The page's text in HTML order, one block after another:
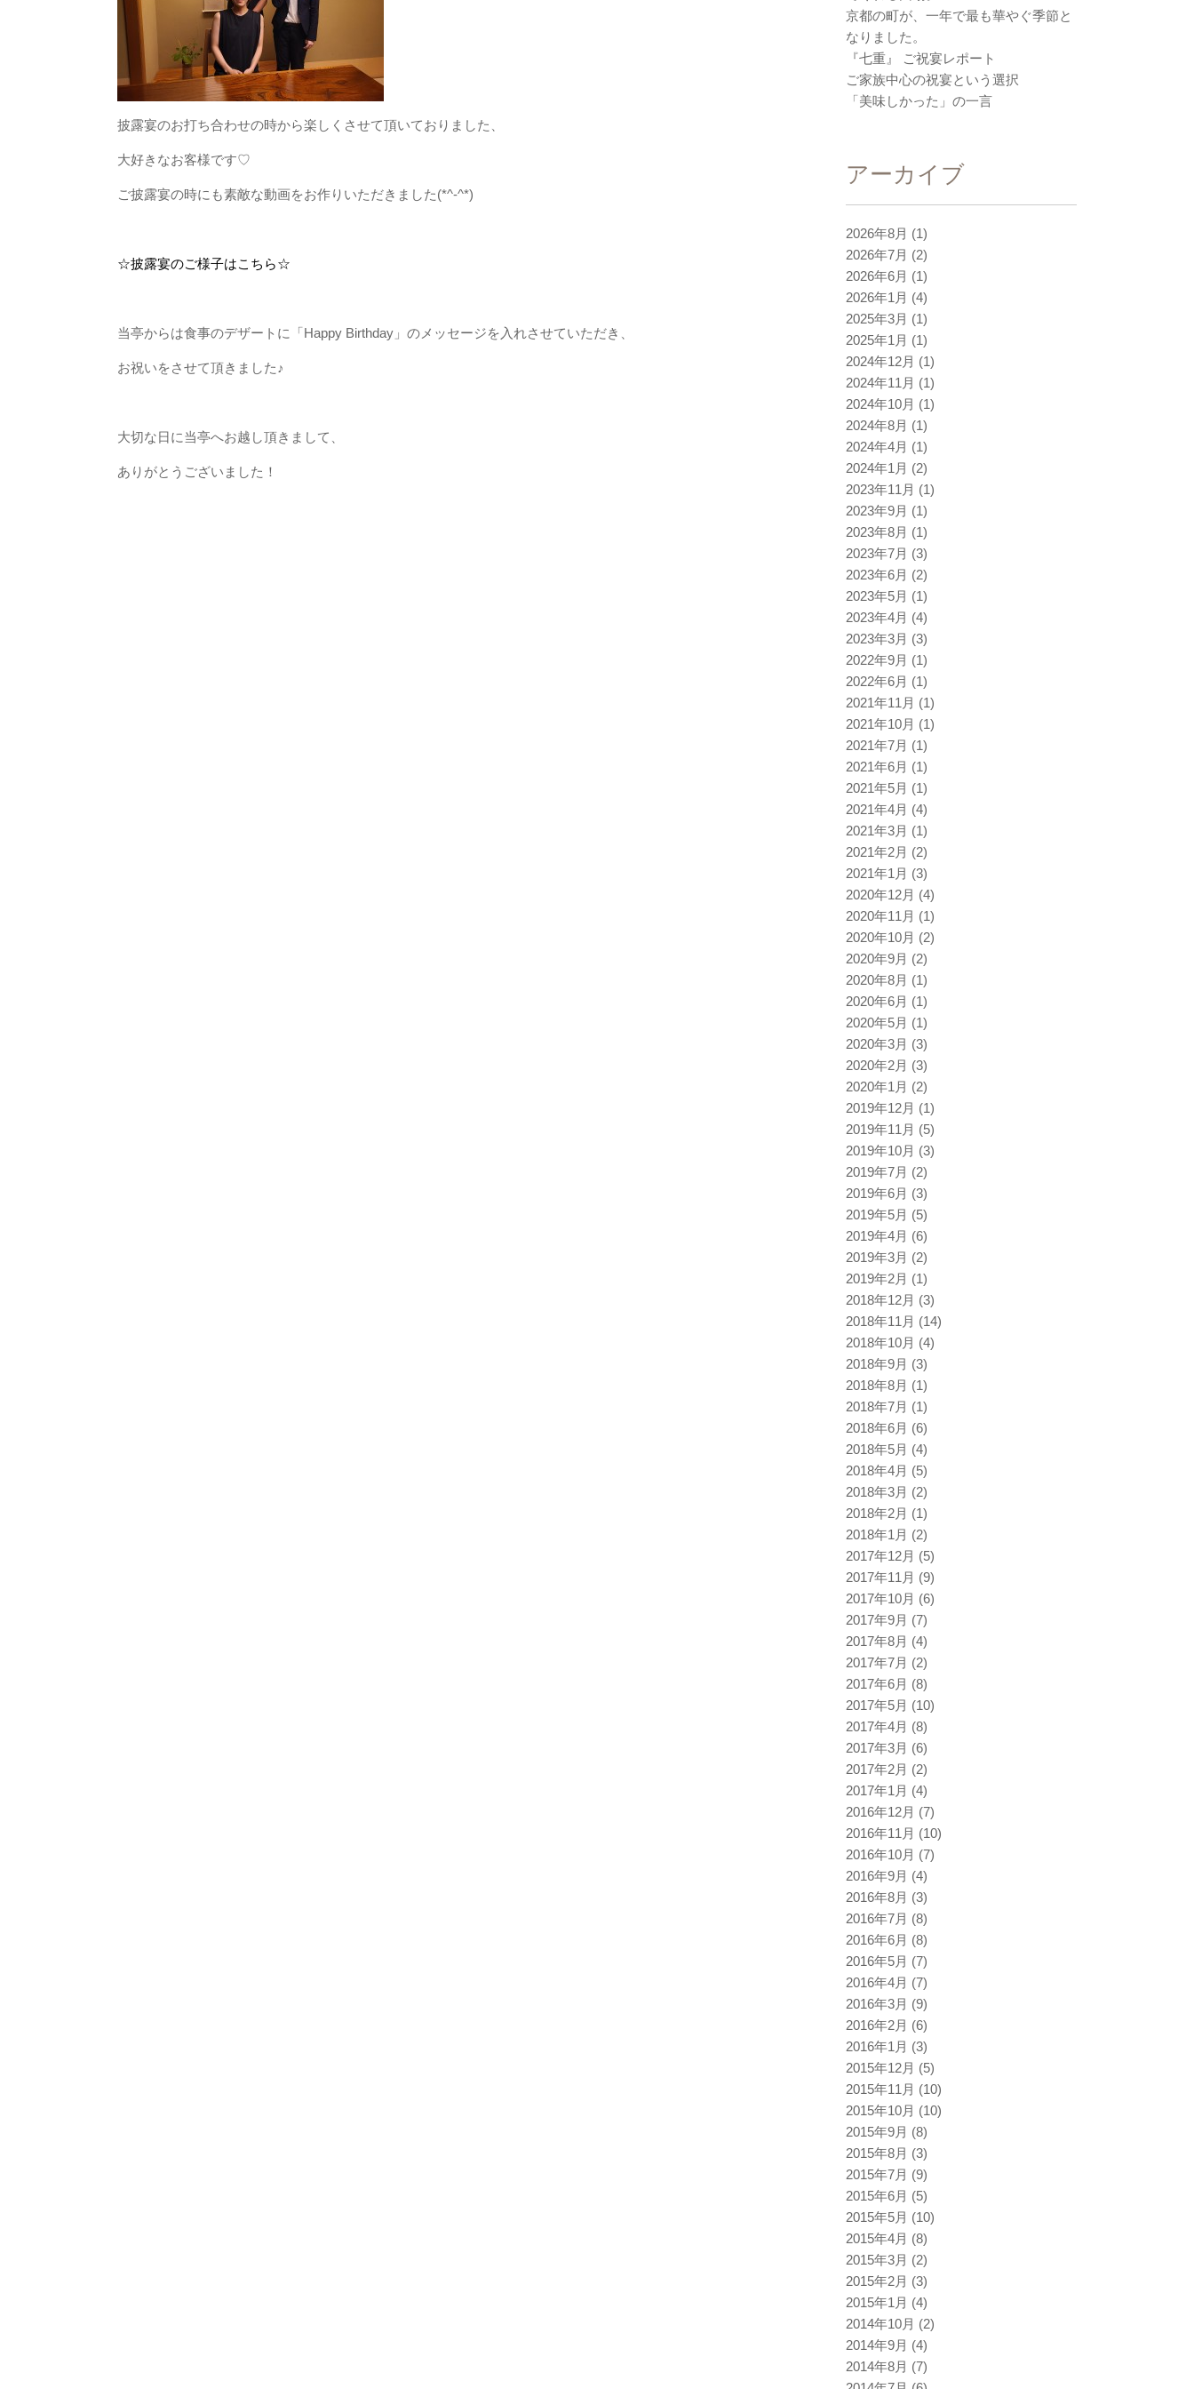
京都の町が、一年で最も華やぐ季節と
なりました。
『七重』 ご祝宴レポート
ご家族中心の祝宴という選択
「美味しかった」の一言
アーカイブ
2026年8月 (1)
2026年7月 (2)
2026年6月 (1)
2026年1月 (4)
2025年3月 (1)
2025年1月 (1)
2024年12月 (1)
2024年11月 (1)
2024年10月 (1)
2024年8月 (1)
2024年4月 (1)
2024年1月 (2)
2023年11月 (1)
2023年9月 (1)
2023年8月 (1)
2023年7月 (3)
2023年6月 (2)
2023年5月 (1)
2023年4月 (4)
2023年3月 (3)
2022年9月 (1)
2022年6月 (1)
2021年11月 (1)
2021年10月 (1)
2021年7月 (1)
2021年6月 (1)
2021年5月 (1)
2021年4月 (4)
2021年3月 (1)
2021年2月 (2)
2021年1月 (3)
2020年12月 (4)
2020年11月 (1)
2020年10月 (2)
2020年9月 (2)
2020年8月 (1)
2020年6月 (1)
2020年5月 (1)
2020年3月 (3)
2020年2月 (3)
2020年1月 (2)
2019年12月 (1)
2019年11月 (5)
2019年10月 (3)
2019年7月 (2)
2019年6月 (3)
2019年5月 (5)
2019年4月 (6)
2019年3月 (2)
2019年2月 (1)
2018年12月 (3)
2018年11月 (14)
2018年10月 (4)
2018年9月 (3)
2018年8月 (1)
2018年7月 (1)
2018年6月 (6)
2018年5月 (4)
2018年4月 (5)
2018年3月 (2)
2018年2月 (1)
2018年1月 (2)
2017年12月 (5)
2017年11月 (9)
2017年10月 (6)
2017年9月 (7)
2017年8月 (4)
2017年7月 (2)
2017年6月 (8)
2017年5月 (10)
2017年4月 (8)
2017年3月 (6)
2017年2月 (2)
2017年1月 (4)
2016年12月 (7)
2016年11月 (10)
2016年10月 (7)
2016年9月 (4)
2016年8月 (3)
2016年7月 (8)
2016年6月 (8)
2016年5月 (7)
2016年4月 (7)
2016年3月 (9)
2016年2月 (6)
2016年1月 (3)
2015年12月 (5)
2015年11月 (10)
2015年10月 (10)
2015年9月 (8)
2015年8月 (3)
2015年7月 (9)
2015年6月 (5)
2015年5月 (10)
2015年4月 (8)
2015年3月 (2)
2015年2月 (3)
2015年1月 (4)
2014年10月 (2)
2014年9月 (4)
2014年8月 (7)
披露宴のお打ち合わせの時から楽しくさせて頂いておりました、
大好きなお客様です♡
ご披露宴の時にも素敵な動画をお作りいただきました(*^-^*)
☆披露宴のご様子はこちら☆
当亭からは食事のデザートに「Happy Birthday」のメッセージを入れさせていただき、
お祝いをさせて頂きました♪
大切な日に当亭へお越し頂きまして、
ありがとうございました！